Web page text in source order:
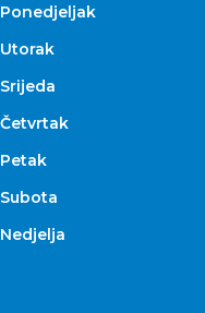
Ponedjeljak
Utorak
Srijeda
Četvrtak
Petak
Subota
Nedjelja